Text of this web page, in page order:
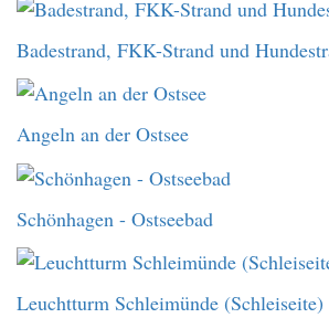
Badestrand, FKK-Strand und
Angeln an der Ostsee
Schönhagen - Ostseebad
Leuchtturm Schleimünde (Schleiseite)